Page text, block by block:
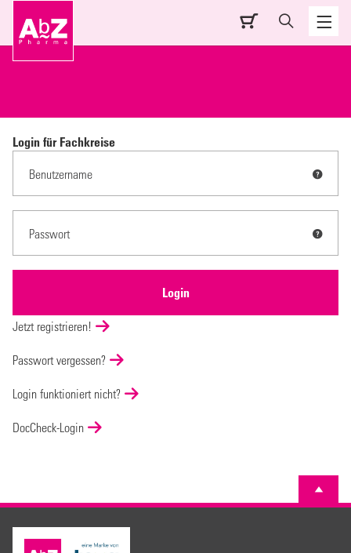
Login für Fachkreise
Jetzt registrieren!
Passwort vergessen?
Login funktioniert nicht?
DocCheck-Login